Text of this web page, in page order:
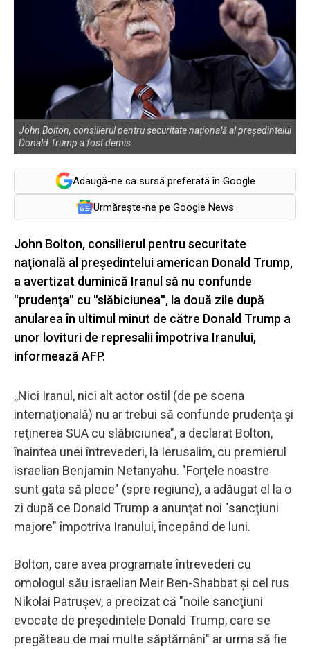
John Bolton, consilierul pentru securitate naţională al preşedintelui
Donald Trump a fost demis
Adaugă-ne ca sursă preferată în Google
Urmărește-ne pe Google News
John Bolton, consilierul pentru securitate
naţională al preşedintelui american Donald Trump,
a avertizat duminică Iranul să nu confunde
''prudenţa'' cu ''slăbiciunea'', la două zile după
anularea în ultimul minut de către Donald Trump a
unor lovituri de represalii împotriva Iranului,
informează AFP.
,,Nici Iranul, nici alt actor ostil (de pe scena
internaţională) nu ar trebui să confunde prudenţa şi
reţinerea SUA cu slăbiciunea", a declarat Bolton,
înaintea unei întrevederi, la Ierusalim, cu premierul
israelian Benjamin Netanyahu. "Forţele noastre
sunt gata să plece" (spre regiune), a adăugat el la o
zi după ce Donald Trump a anunţat noi "sancţiuni
majore" împotriva Iranului, începând de luni.
Bolton, care avea programate întrevederi cu
omologul său israelian Meir Ben-Shabbat şi cel rus
Nikolai Patruşev, a precizat că "noile sancţiuni
evocate de preşedintele Donald Trump, care se
pregăteau de mai multe săptămâni" ar urma să fie